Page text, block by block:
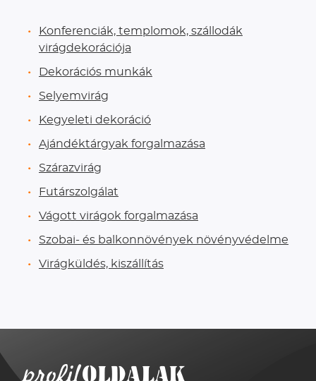
Konferenciák, templomok, szállodák
virágdekorációja
Dekorációs munkák
Selyemvirág
Kegyeleti dekoráció
Ajándéktárgyak forgalmazása
Szárazvirág
Futárszolgálat
Vágott virágok forgalmazása
Szobai- és balkonnövények növényvédelme
Virágküldés, kiszállítás